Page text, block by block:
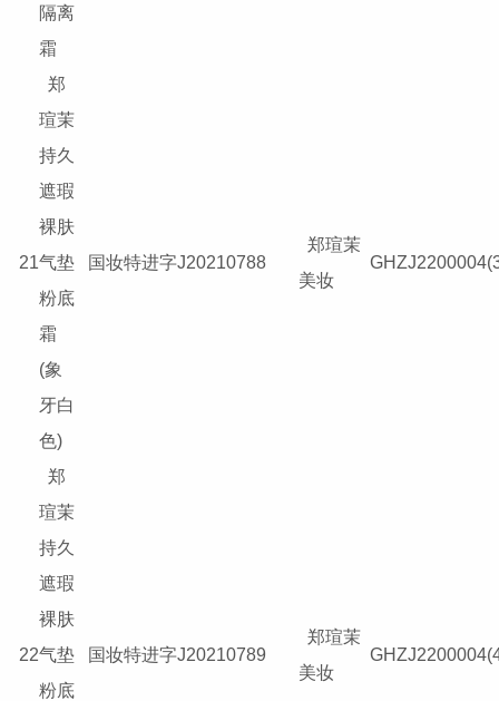
隔离
霜
21
郑
瑄茉
持久
遮瑕
裸肤
气垫
粉底
霜
(象
牙白
色)
国妆特进字J20210788
郑瑄茉
美妆
22
郑
瑄茉
持久
遮瑕
裸肤
气垫
粉底
国妆特进字J20210789
郑瑄茉
美妆